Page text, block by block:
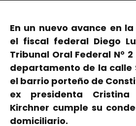
En un nuevo avance en
el fiscal federal Diego
Tribunal Oral Federal N°
departamento de la calle
el barrio porteño de
ex presidenta Cristina
Kirchner cumple su
domiciliario.